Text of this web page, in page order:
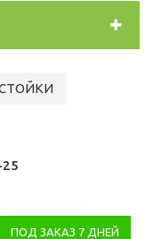
25
ПОД ЗАКАЗ 7 ДНЕЙ